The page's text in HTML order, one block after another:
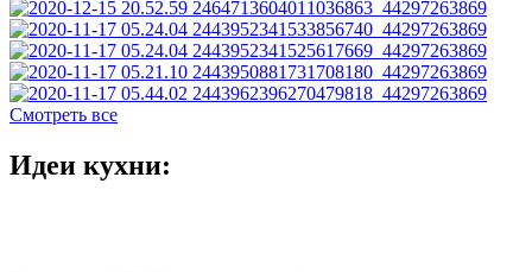
Смотреть все
Идеи кухни: